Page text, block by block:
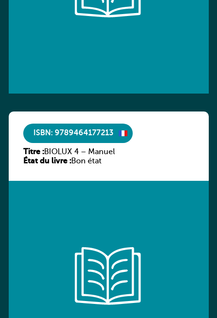
ISBN: 9789464177213
Titre :BIOLUX 4 – Manuel
État du livre :Bon état